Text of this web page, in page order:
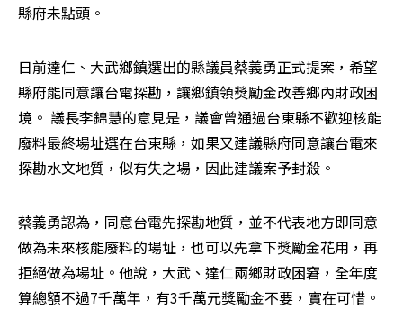
縣府未點頭。
日前達仁、大武鄉鎮選出的縣議員蔡義勇正式提案，希望
縣府能同意讓台電探勘，讓鄉鎮領獎勵金改善鄉內財政困
境。 議長李錦慧的意見是，議會曾通過台東縣不歡迎核能
廢料最終場址選在台東縣，如果又建議縣府同意讓台電來
探勘水文地質，似有失之場，因此建議案予封殺。
蔡義勇認為，同意台電先探勘地質，並不代表地方即同意
做為未來核能廢料的場址，也可以先拿下獎勵金花用，再
拒絕做為場址。他說，大武、達仁兩鄉財政困窘，全年度
算總額不過7千萬年，有3千萬元獎勵金不要，實在可惜。